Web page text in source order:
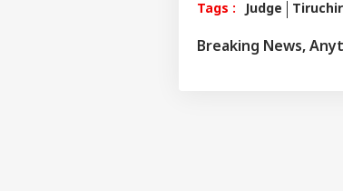
Tags : Judge
Breaking News,